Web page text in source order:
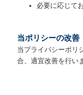
必要に応じて
当ポリシーの改善
当プライバシーポリ
合、適宜改善を行い